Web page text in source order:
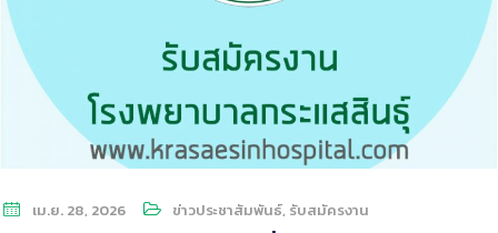
เม.ย. 28, 2026 ข่าวประชาสัมพันธ์, รับสมัครงาน